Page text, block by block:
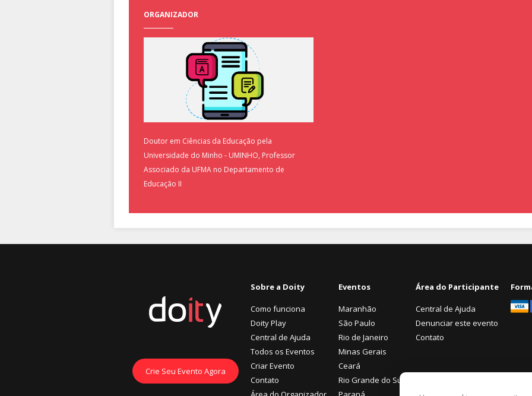
ORGANIZADOR
Doutor em Ciências da Educação pela
Universidade do Minho - UMINHO, Professor
Associado da UFMA no Departamento de
Educação II
Crie Seu Evento Agora
Sobre a Doity
Como funciona
Doity Play
Central de Ajuda
Todos os Eventos
Criar Evento
Contato
Eventos
Maranhão
São Paulo
Rio de Janeiro
Minas Gerais
Ceará
Rio Grande do Sul
Área do Participante
Central de Ajuda
Denunciar este evento
Contato